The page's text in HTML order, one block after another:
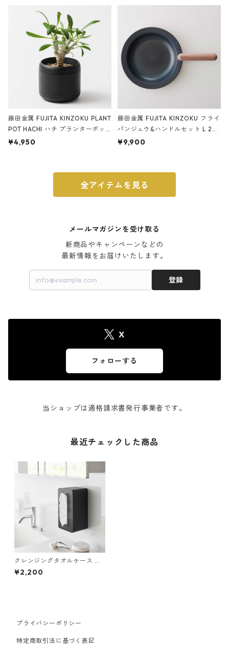
E ストーンサンドブラック
藤田金属 FUJITA KINZOKU PLANT
POT HACHI ハチ プランターポッ
ト 3号 ブラック
¥4,950
藤田金属 FUJITA KINZOKU フライ
パンジュウ&ハンドルセット L 24c
m ガス火・IH対応 鉄フライパン
¥9,900
全アイテムを見る
メールマガジンを受け取る
新商品やキャンペーンなどの
最新情報をお届けいたします。
登録
X
フォローする
当ショップは適格請求書発行事業者です。
最近チェックした商品
クレンジングタオルケース 山
崎実業 tower タワー フィルム
フッククレンジングタオルケ
¥2,200
プライバシーポリシー
特定商取引法に基づく表記